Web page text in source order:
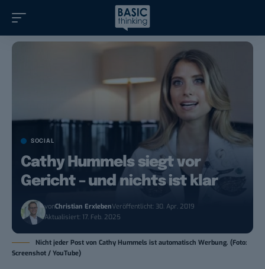
SOCIAL
Cathy Hummels siegt vor
Gericht – und nichts ist klar
vonChristian ErxlebenVeröffentlicht: 30. Apr. 2019
Aktualisiert: 17. Feb. 2025
Nicht jeder Post von Cathy Hummels ist automatisch Werbung. (Foto:
Screenshot / YouTube)